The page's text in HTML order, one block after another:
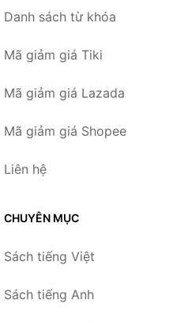
Danh sách từ khóa
Mã giảm giá Tiki
Mã giảm giá Lazada
Mã giảm giá Shopee
Liên hệ
CHUYÊN MỤC
Sách tiếng Việt
Sách tiếng Anh